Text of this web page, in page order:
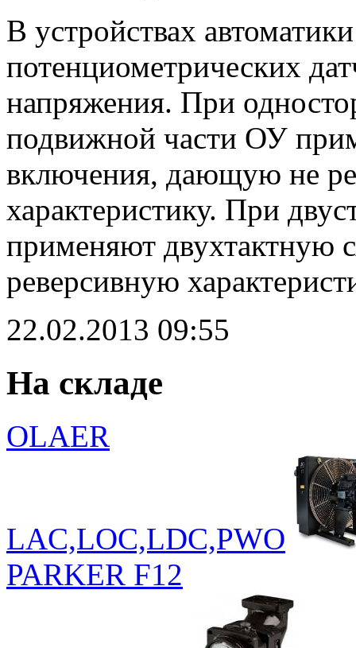
В устройствах
потенциометрических
напряжения. При
подвижной части ОУ
включения, дающую не
характеристику. При
применяют
реверсивную
22.02.2013 09:55
На складе
OLAER
LAC,LOC,LDC,PWO
PARKER F12